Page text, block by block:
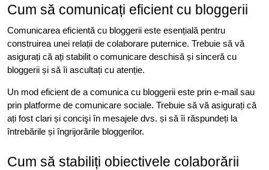
Cum să comunicați eficient cu bloggerii
Comunicarea eficientă cu bloggerii este esențială pentru
construirea unei relații de colaborare puternice. Trebuie să vă
asigurați că ați stabilit o comunicare deschisă și sinceră cu
bloggerii și să îi ascultați cu atenție.
Un mod eficient de a comunica cu bloggerii este prin e-mail sau
prin platforme de comunicare sociale. Trebuie să vă asigurați că
ați fost clari și concişi în mesajele dvs. și să îi răspundeți la
întrebările și îngrijorările bloggerilor.
Cum să stabiliți obiectivele colaborării